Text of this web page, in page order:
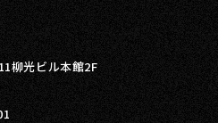
柳光ビル本館2F